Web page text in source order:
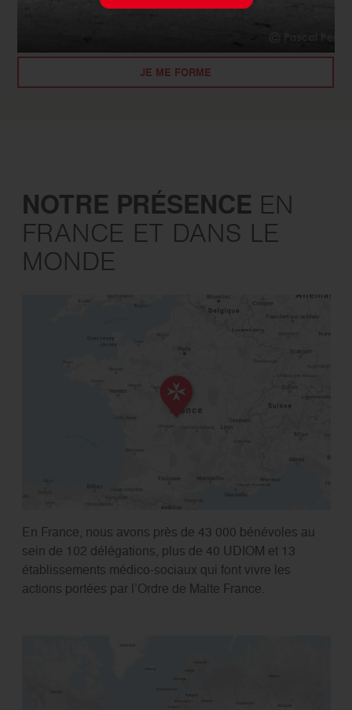
JE ME FORME
NOTRE PRÉSENCE EN
FRANCE ET DANS LE
MONDE
En France, nous avons près de 43 000 bénévoles au
sein de 102 délégations, plus de 40 UDIOM et 13
établissements médico-sociaux qui font vivre les
actions portées par l’Ordre de Malte France.